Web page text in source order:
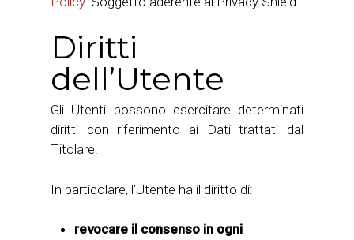
Diritti
dell’Utente
Gli Utenti possono esercitare determinati
diritti con riferimento ai Dati trattati dal
Titolare.
In particolare, l’Utente ha il diritto di:
revocare il consenso in ogni